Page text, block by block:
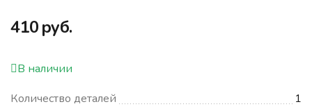
‍410‍руб.
В наличии
Количество деталей
1